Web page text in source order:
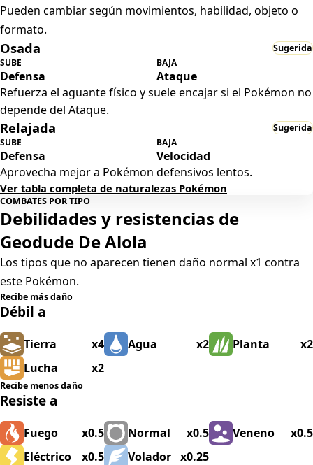
Pueden cambiar según movimientos, habilidad, objeto o
formato.
Osada
Sugerida
SUBE
Defensa
BAJA
Ataque
Refuerza el aguante físico y suele encajar si el Pokémon no
depende del Ataque.
Relajada
Sugerida
SUBE
Defensa
BAJA
Velocidad
Aprovecha mejor a Pokémon defensivos lentos.
Ver tabla completa de naturalezas Pokémon
COMBATES POR TIPO
Debilidades y resistencias de
Geodude De Alola
Los tipos que no aparecen tienen daño normal x1 contra
este Pokémon.
Recibe más daño
Débil a
Tierra x4 Agua x2 Planta
x2
Lucha
x2
Recibe menos daño
Resiste a
Fuego x0.5 Normal x0.5 Veneno
x0.5
Eléctrico
x0.5 Volador x0.25